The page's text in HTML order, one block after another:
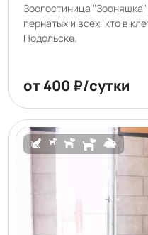
Зоогостиница
пернатых и всех, кто в
Подольске.
от 400 ₽/сутки